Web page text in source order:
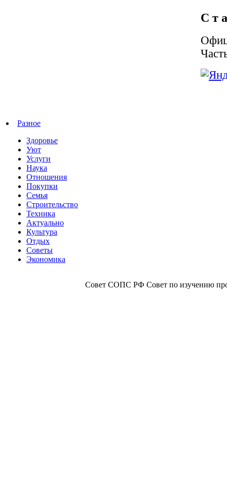
С т
Разное
Здоровье
Уют
Услуги
Наука
Отношения
Покупки
Семья
Строительство
Техника
Актуально
Культура
Отдых
Советы
Экономика
Совет СОПС РФ Совет по изучению